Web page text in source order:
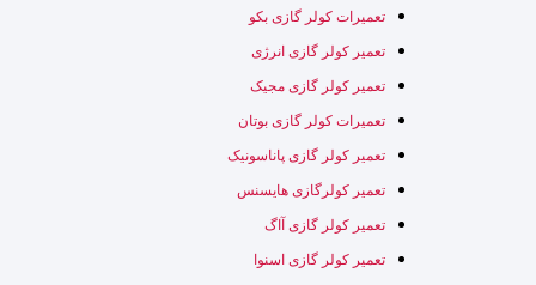
تعمیرات کولر گازی بکو
تعمیر کولر گازی انرژی
تعمیر کولر گازی مجیک
تعمیرات کولر گازی بوتان
تعمیر کولر گازی پاناسونیک
تعمیر کولرگازی هایسنس
تعمیر کولر گازی آاگ
تعمیر کولر گازی اسنوا